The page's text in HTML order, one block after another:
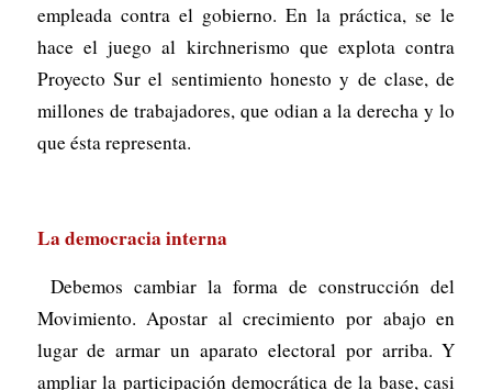
empleada contra el gobierno. En la práctica, se le
hace el juego al kirchnerismo que explota contra
Proyecto Sur el sentimiento honesto y de clase, de
millones de trabajadores, que odian a la derecha y lo
que ésta representa.
La democracia interna
Debemos cambiar la forma de construcción del
Movimiento. Apostar al crecimiento por abajo en
lugar de armar un aparato electoral por arriba. Y
ampliar la participación democrática de la base, casi